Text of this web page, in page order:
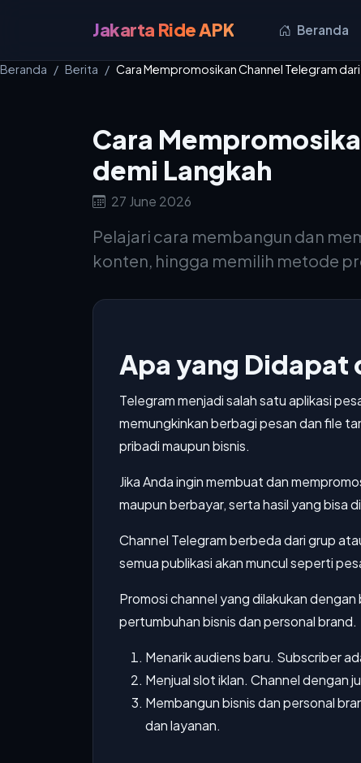
Jakarta Ride APK Beranda
Beranda Berita Cara Mempromosikan Channel Telegram
Cara
demi Langkah
27 June 2026
Pelajari cara membangun dan
konten, hingga memilih metode
Apa yang Didapat
Telegram menjadi salah satu aplikasi
memungkinkan berbagi pesan dan file
pribadi maupun bisnis.
Jika Anda ingin membuat dan
maupun berbayar, serta hasil yang bisa
Channel Telegram berbeda dari grup
semua publikasi akan muncul seperti
Promosi channel yang dilakukan
pertumbuhan bisnis dan personal brand.
Menarik audiens baru. Subscriber
Menjual slot iklan. Channel dengan
Membangun bisnis dan personal
dan layanan.